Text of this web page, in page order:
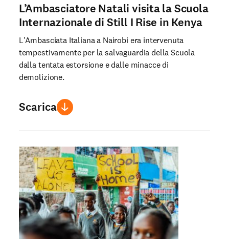
L’Ambasciatore Natali visita la Scuola
Internazionale di Still I Rise in Kenya
L'Ambasciata Italiana a Nairobi era intervenuta
tempestivamente per la salvaguardia della Scuola
dalla tentata estorsione e dalle minacce di
demolizione.
Scarica